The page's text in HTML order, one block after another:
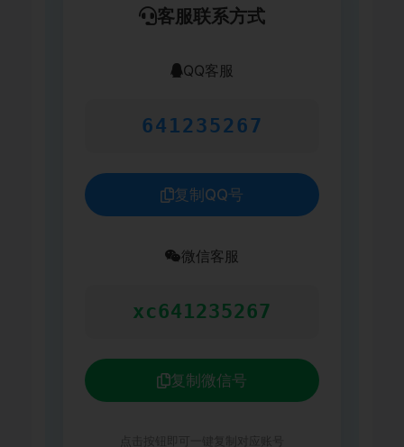
客服联系方式
QQ客服
641235267
复制QQ号
微信客服
xc641235267
复制微信号